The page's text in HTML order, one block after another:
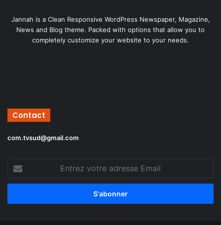
Jannah is a Clean Responsive WordPress Newspaper, Magazine,
News and Blog theme. Packed with options that allow you to
completely customize your website to your needs.
Contact
com.tvsud@gmail.com
votre
adresse